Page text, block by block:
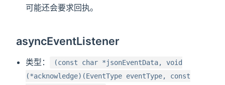
可能还会要求回执。
asyncEventListener
类型：
(const char *jsonEventData, void
(*acknowledge)(EventType eventType, const